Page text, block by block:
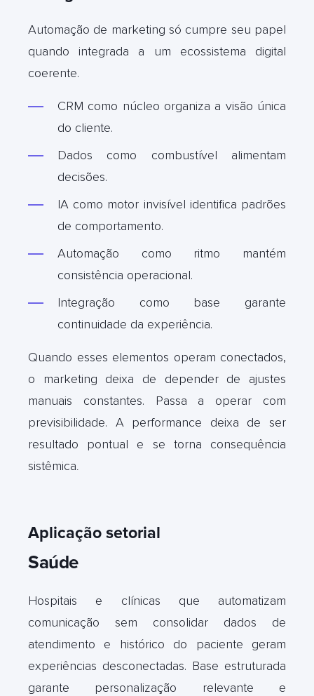
Automação de marketing só cumpre seu papel
quando integrada a um ecossistema digital
coerente.
CRM como núcleo organiza a visão única
do cliente.
Dados como combustível alimentam
decisões.
IA como motor invisível identifica padrões
de comportamento.
Automação como ritmo mantém
consistência operacional.
Integração como base garante
continuidade da experiência.
Quando esses elementos operam conectados,
o marketing deixa de depender de ajustes
manuais constantes. Passa a operar com
previsibilidade. A performance deixa de ser
resultado pontual e se torna consequência
sistêmica.
Aplicação setorial
Saúde
Hospitais e clínicas que automatizam
comunicação sem consolidar dados de
atendimento e histórico do paciente geram
experiências desconectadas. Base estruturada
garante personalização relevante e